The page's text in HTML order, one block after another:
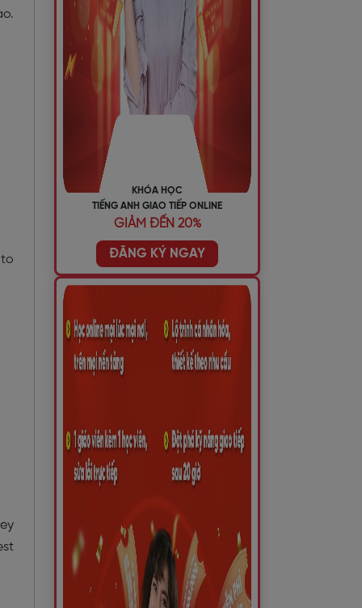
KHÓA HỌC
TIẾNG ANH GIAO TIẾP ONLINE
GIẢM ĐẾN 20%
ĐĂNG KÝ NGAY